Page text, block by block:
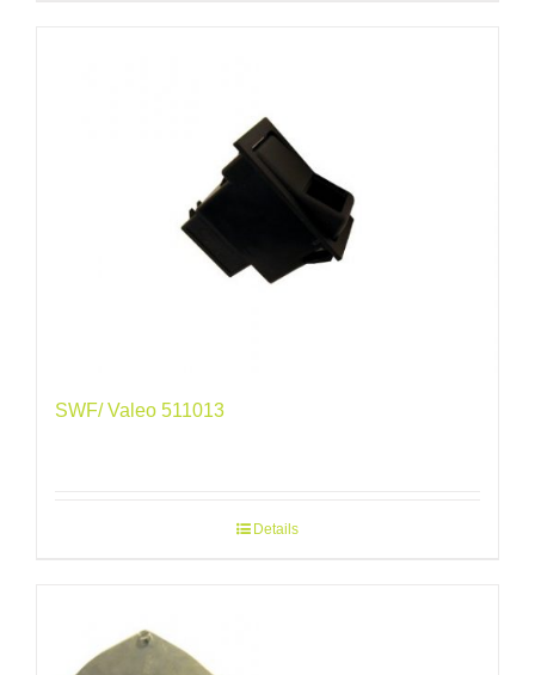
SWF/ Valeo 511013
Details